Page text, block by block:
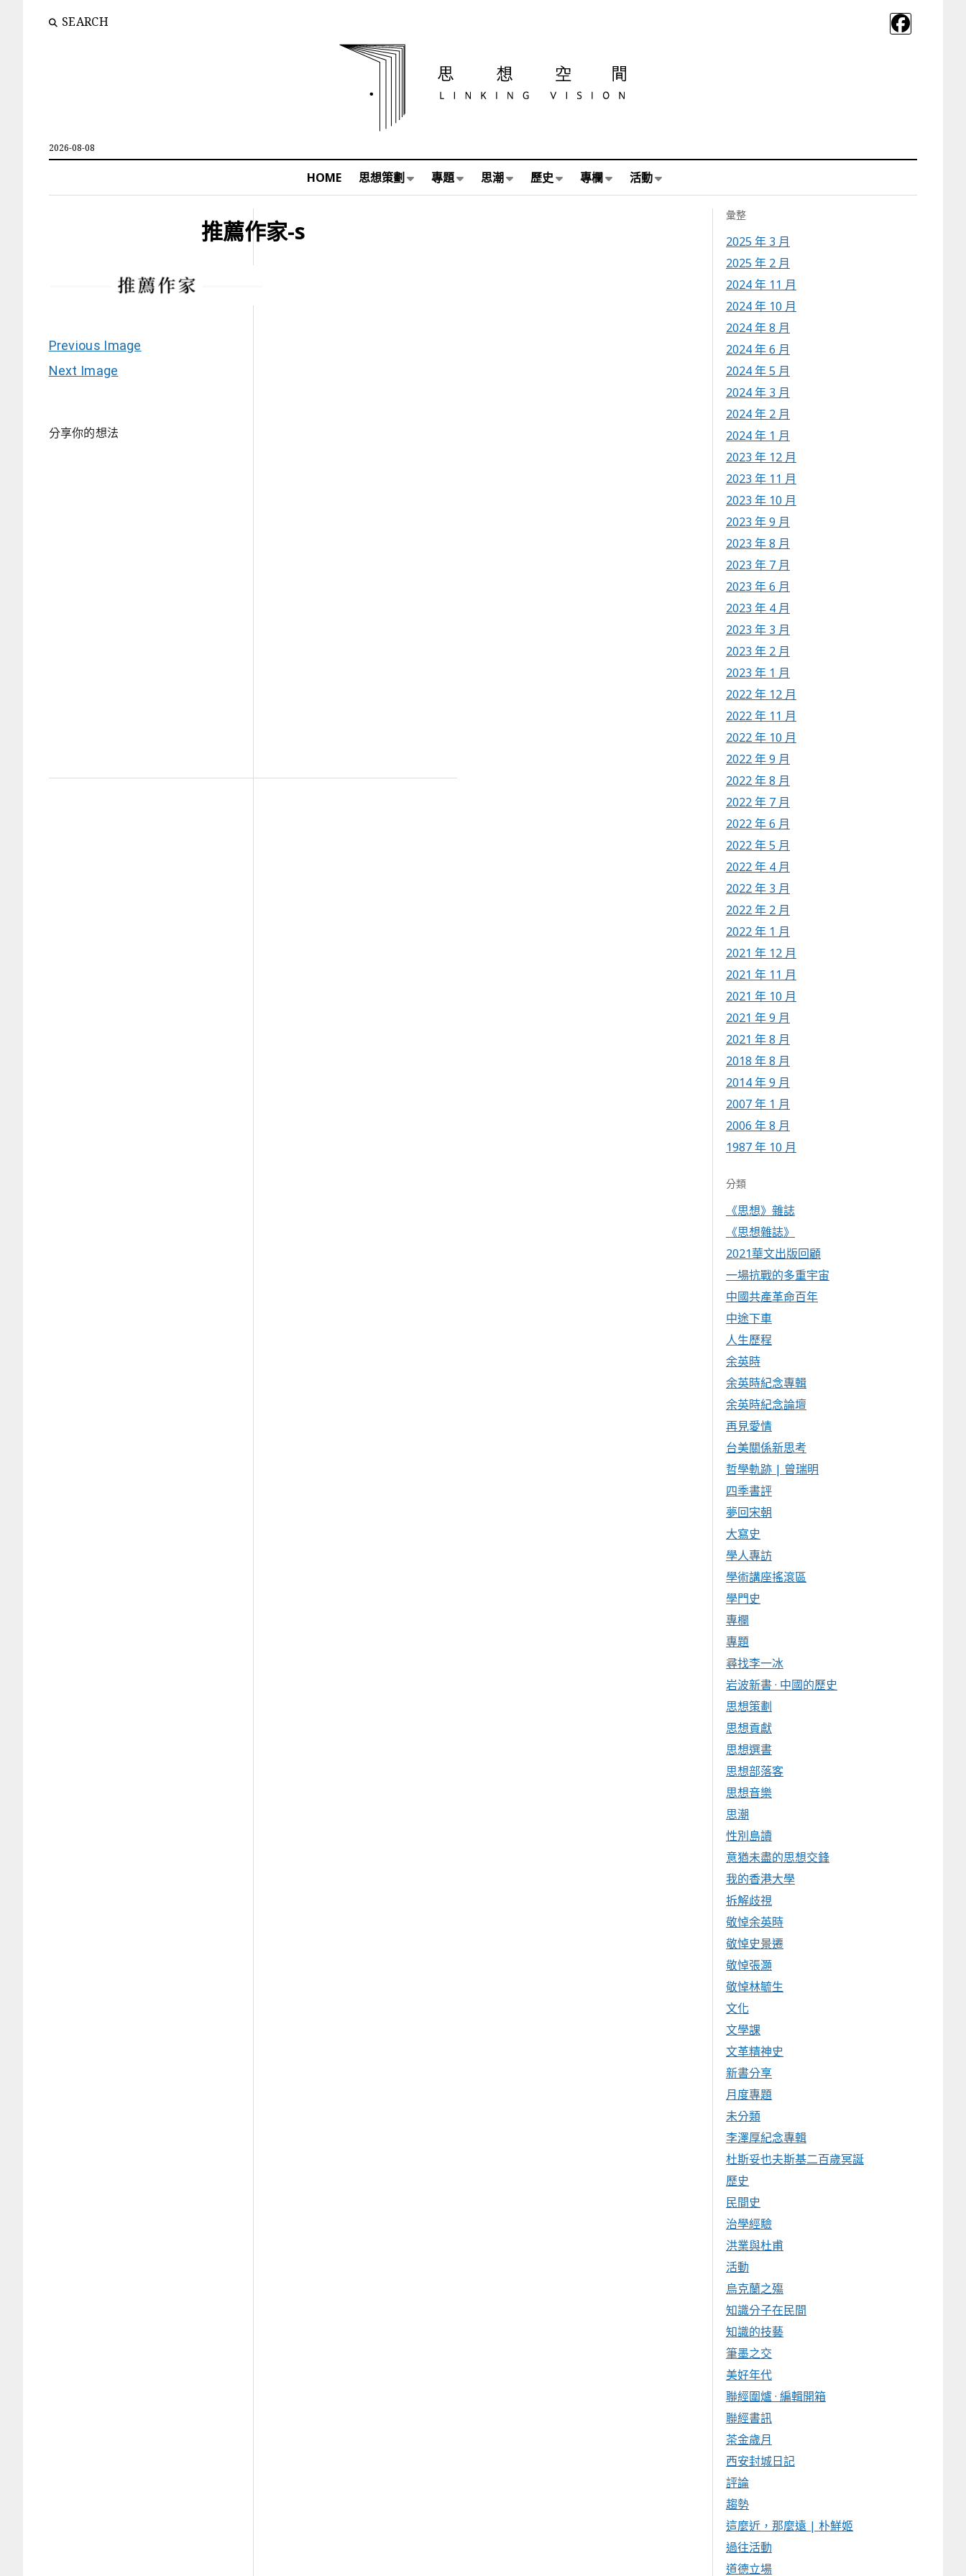
SEARCH
2026-08-08
HOME 思想策劃 專題 思潮 歷史 專欄 活動
推薦作家-s
Previous Image
Next Image
分享你的想法
彙整
2025 年 3 月
2025 年 2 月
2024 年 11 月
2024 年 10 月
2024 年 8 月
2024 年 6 月
2024 年 5 月
2024 年 3 月
2024 年 2 月
2024 年 1 月
2023 年 12 月
2023 年 11 月
2023 年 10 月
2023 年 9 月
2023 年 8 月
2023 年 7 月
2023 年 6 月
2023 年 4 月
2023 年 3 月
2023 年 2 月
2023 年 1 月
2022 年 12 月
2022 年 11 月
2022 年 10 月
2022 年 9 月
2022 年 8 月
2022 年 7 月
2022 年 6 月
2022 年 5 月
2022 年 4 月
2022 年 3 月
2022 年 2 月
2022 年 1 月
2021 年 12 月
2021 年 11 月
2021 年 10 月
2021 年 9 月
2021 年 8 月
2018 年 8 月
2014 年 9 月
2007 年 1 月
2006 年 8 月
1987 年 10 月
分類
《思想》雜誌
《思想雜誌》
2021華文出版回顧
一場抗戰的多重宇宙
中國共產革命百年
中途下車
人生歷程
余英時
余英時紀念專輯
余英時紀念論壇
再見愛情
台美關係新思考
哲學軌跡 | 曾瑞明
四季書評
夢回宋朝
大寫史
學人專訪
學術講座搖滾區
學門史
專欄
專題
尋找李一冰
岩波新書 · 中國的歷史
思想策劃
思想貢獻
思想選書
思想部落客
思想音樂
思潮
性別島讀
意猶未盡的思想交鋒
我的香港大學
拆解歧視
敬悼余英時
敬悼史景遷
敬悼張灝
敬悼林毓生
文化
文學課
文革精神史
新書分享
月度專題
未分類
李澤厚紀念專輯
杜斯妥也夫斯基二百歲冥誕
歷史
民間史
治學經驗
洪業與杜甫
活動
烏克蘭之殤
知識分子在民間
知識的技藝
筆墨之交
美好年代
聯經圍爐 · 編輯開箱
聯經書訊
茶金歲月
西安封城日記
評論
趨勢
這麼近，那麼遠 | 朴鮮姬
過往活動
道德立場